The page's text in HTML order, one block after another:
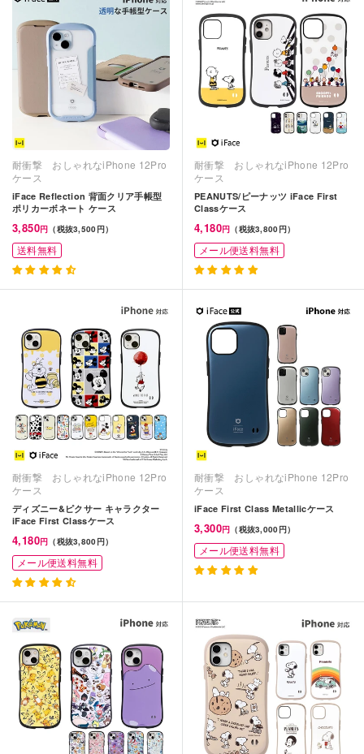
耐衝撃 おしゃれなiPhone 12Pro
ケース
iFace Reflection 背面クリア手帳型
ポリカーボネート ケース
3,850円 （税抜3,500円）
送料無料
耐衝撃 おしゃれなiPhone 12Pro
ケース
PEANUTS/ピーナッツ iFace First
Classケース
4,180円 （税抜3,800円）
メール便送料無料
耐衝撃 おしゃれなiPhone 12Pro
ケース
ディズニー&ピクサー キャラクター
iFace First Classケース
4,180円 （税抜3,800円）
メール便送料無料
耐衝撃 おしゃれなiPhone 12Pro
ケース
iFace First Class Metallicケース
3,300円 （税抜3,000円）
メール便送料無料